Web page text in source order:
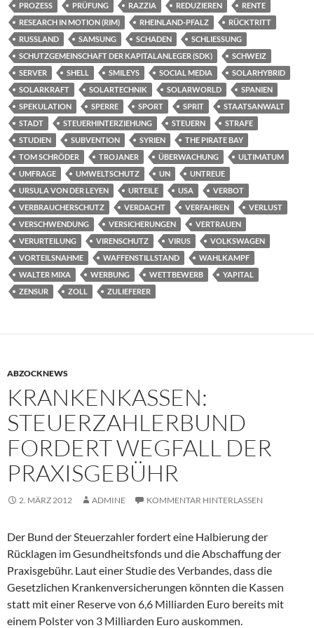
PROZESS
PRÜFUNG RAZZIA REDUZIEREN
RENTE
RESEARCH IN MOTION (RIM)
RHEINLAND-PFALZ
RÜCKTRITT
RUSSLAND
SAMSUNG SCHADEN
SCHLIESSUNG
SCHUTZGEMEINSCHAFT DER KAPITALANLEGER (SDK)
SCHWEIZ
SERVER
SHELL SMILEYS SOCIAL MEDIA
SOLARHYBRID
SOLARKRAFT
SOLARTECHNIK SOLARWORLD
SPANIEN
SPEKULATION
SPERRE SPORT SPRIT
STAATSANWALT
STADT
STEUERHINTERZIEHUNG STEUERN
STRAFE
STUDIEN
SUBVENTION SYRIEN
THE PIRATE BAY
TOM SCHRÖDER
TROJANER ÜBERWACHUNG
ULTIMATUM
UMFRAGE
UMWELTSCHUTZ UN
UNTREUE
URSULA VON DER LEYEN
URTEILE USA
VERBOT
VERBRAUCHERSCHUTZ
VERDACHT VERFAHREN
VERLUST
VERSCHWENDUNG
VERSICHERUNGEN
VERTRAUEN
VERURTEILUNG
VIRENSCHUTZ VIRUS
VOLKSWAGEN
VORTEILSNAHME
WAFFENSTILLSTAND
WAHLKAMPF
WALTER MIXA
WERBUNG WETTBEWERB
YAPITAL
ZENSUR
ZOLL ZULIEFERER
ABZOCKNEWS
KRANKENKASSEN:
STEUERZAHLERBUND
FORDERT WEGFALL DER
PRAXISGEBÜHR
2. MÄRZ 2012 ADMINE KOMMENTAR HINTERLASSEN
Der Bund der Steuerzahler fordert eine Halbierung der
Rücklagen im Gesundheitsfonds und die Abschaffung der
Praxisgebühr. Laut einer Studie des Verbandes, dass die
Gesetzlichen Krankenversicherungen könnten die Kassen
statt mit einer Reserve von 6,6 Milliarden Euro bereits mit
einem Polster von 3 Milliarden Euro auskommen.